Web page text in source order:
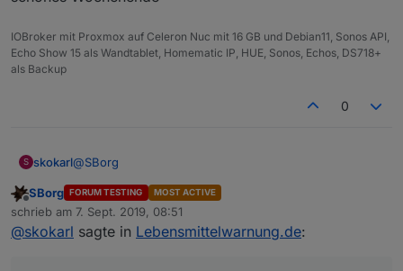
IOBroker mit Proxmox auf Celeron Nuc mit 16 GB und Debian11, Sonos API,
Echo Show 15 als Wandtablet, Homematic IP, HUE, Sonos, Echos, DS718+
als Backup
0
S skokarl@SBorg
nur mal als Rückmeldung, läuft einwandfrei
Offline
SBorg FORUM TESTING MOST ACTIVE
schrieb am 7. Sept. 2019, 08:51
zuletzt editiert von
@skokarl sagte in Lebensmittelwarnung.de: